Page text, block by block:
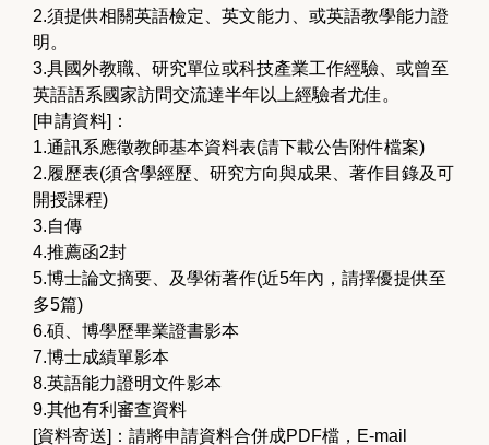
2.須提供相關英語檢定、英文能力、或英語教學能力證
明。
3.具國外教職、研究單位或科技產業工作經驗、或曾至
英語語系國家訪問交流達半年以上經驗者尤佳。
[申請資料]：
1.通訊系應徵教師基本資料表(請下載公告附件檔案)
2.履歷表(須含學經歷、研究方向與成果、著作目錄及可
開授課程)
3.自傳
4.推薦函2封
5.博士論文摘要、及學術著作(近5年內，請擇優提供至
多5篇)
6.碩、博學歷畢業證書影本
7.博士成績單影本
8.英語能力證明文件影本
9.其他有利審查資料
[資料寄送]：請將申請資料合併成PDF檔， E-mail